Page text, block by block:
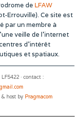
de LFAW
Errouville). Ce site est
par un membre à
veille de l’internet
d’intérêt
et spatiaux.
· contact :
& host by Pragmacom